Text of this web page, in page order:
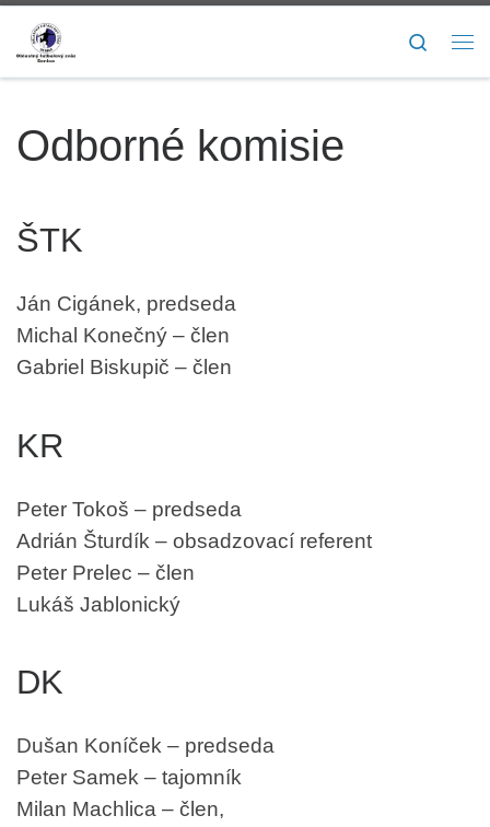
Skip to content
Search
Odborné komisie
ŠTK
Ján Cigánek, predseda
Michal Konečný – člen
Gabriel Biskupič – člen
KR
Peter Tokoš – predseda
Adrián Šturdík – obsadzovací referent
Peter Prelec – člen
Lukáš Jablonický
DK
Dušan Koníček – predseda
Peter Samek – tajomník
Milan Machlica – člen,